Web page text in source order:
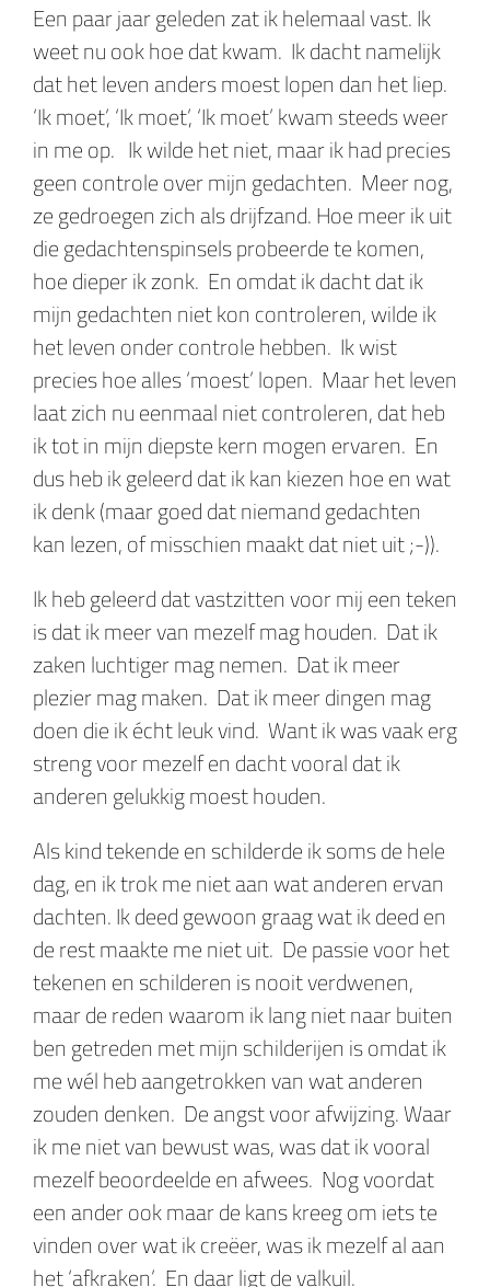
Een paar jaar geleden zat ik helemaal vast. Ik
weet nu ook hoe dat kwam. Ik dacht namelijk
dat het leven anders moest lopen dan het liep.
‘Ik moet’, ‘Ik moet’, ‘Ik moet’ kwam steeds weer
in me op. Ik wilde het niet, maar ik had precies
geen controle over mijn gedachten. Meer nog,
ze gedroegen zich als drijfzand. Hoe meer ik uit
die gedachtenspinsels probeerde te komen,
hoe dieper ik zonk. En omdat ik dacht dat ik
mijn gedachten niet kon controleren, wilde ik
het leven onder controle hebben. Ik wist
precies hoe alles ‘moest’ lopen. Maar het leven
laat zich nu eenmaal niet controleren, dat heb
ik tot in mijn diepste kern mogen ervaren. En
dus heb ik geleerd dat ik kan kiezen hoe en wat
ik denk (maar goed dat niemand gedachten
kan lezen, of misschien maakt dat niet uit ;-)).
Ik heb geleerd dat vastzitten voor mij een teken
is dat ik meer van mezelf mag houden. Dat ik
zaken luchtiger mag nemen. Dat ik meer
plezier mag maken. Dat ik meer dingen mag
doen die ik écht leuk vind. Want ik was vaak erg
streng voor mezelf en dacht vooral dat ik
anderen gelukkig moest houden.
Als kind tekende en schilderde ik soms de hele
dag, en ik trok me niet aan wat anderen ervan
dachten. Ik deed gewoon graag wat ik deed en
de rest maakte me niet uit. De passie voor het
tekenen en schilderen is nooit verdwenen,
maar de reden waarom ik lang niet naar buiten
ben getreden met mijn schilderijen is omdat ik
me wél heb aangetrokken van wat anderen
zouden denken. De angst voor afwijzing. Waar
ik me niet van bewust was, was dat ik vooral
mezelf beoordeelde en afwees. Nog voordat
een ander ook maar de kans kreeg om iets te
vinden over wat ik creëer, was ik mezelf al aan
het ‘afkraken’. En daar ligt de valkuil.